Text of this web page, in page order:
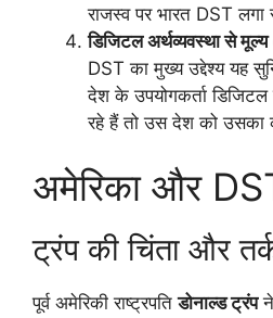
राजस्व पर भारत DST
डिजिटल अर्थव्यवस्था से
DST का मुख्य उद्देश्य यह
देश के उपयोगकर्ता
रहे हैं तो उस देश को उसका
अमेरिका और
ट्रंप की चिंता और
पूर्व अमेरिकी राष्ट्रपतिडोनाल्ड ट्रंपने